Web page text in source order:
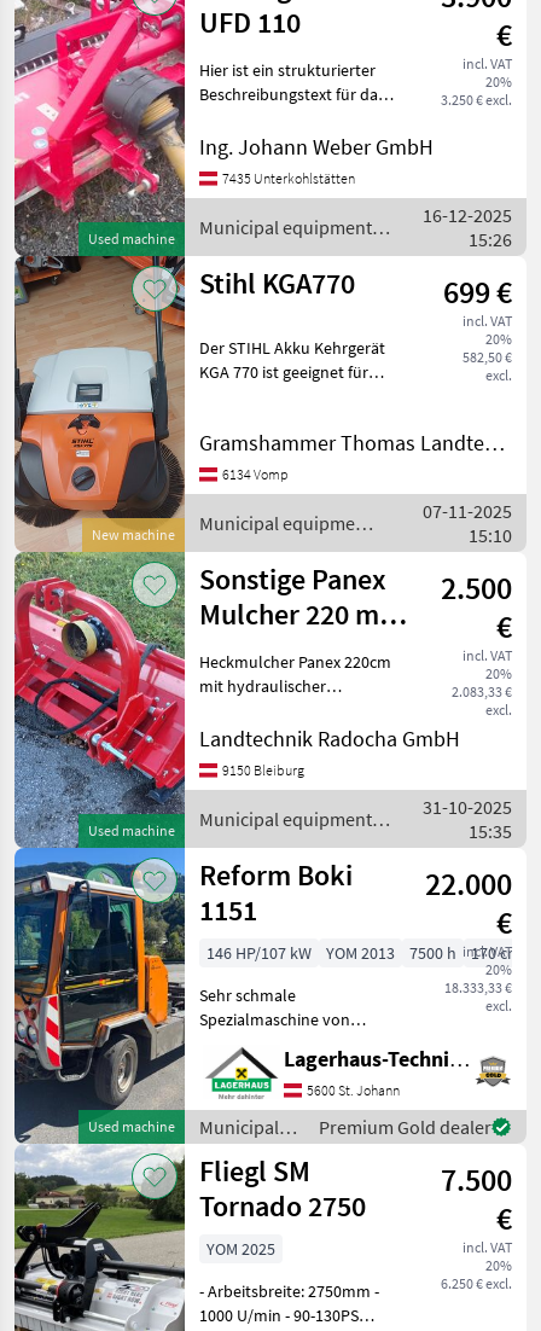
Used machine
UFD 110
€
incl. VAT
20%
3.250 € excl.
Hier ist ein strukturierter
Beschreibungstext für das
**Produktbeschreibung:
Sonstige Kommunalgerät**
**Marke:** Sonstige
Ing. Johann Weber GmbH
7435 Unterkohlstätten
Municipal equipment /
Sonstige
16-12-2025
15:26
New machine
Stihl KGA770 699 €
incl. VAT
20%
582,50 €
excl.
Der STIHL Akku Kehrgerät
KGA 770 ist geeignet für
ausgestattet mit dem STIHL
MulitClean PLUS
Kehrsystem, einer 8-fac
Gramshammer Thomas Landtechnik
6134 Vomp
Municipal equipment
/ Stihl
07-11-2025
15:10
Used machine
Sonstige Panex
Mulcher 220 mit
Hd-
Verschiebung
2.500
€
incl. VAT
20%
2.083,33 €
excl.
Heckmulcher Panex 220cm
mit hydraulischer
Hammerschlägel, inkl.
36 stk Hämmer, Gewicht
ist der Rotor
Landtechnik Radocha GmbH
9150 Bleiburg
Municipal equipment /
Sonstige
31-10-2025
15:35
Used machine
Reform Boki
1151
22.000
€
incl. VAT
20%
18.333,33 €
excl.
146 HP/107 kW YOM 2013 7500 h
170 cm
Sehr schmale
Spezialmaschine von
Reform, Außenbreite:
170cm, mit Kipper, mit
Streuer, ohne Garantie oder
Gewährleistung Wir bitten
telefonisch oder per Mail
Ihren
Lagerhaus-Technik St. Johann
5600 St. Johann
Municipal
equipment /
Reform
Premium Gold dealer
Fliegl SM
Tornado 2750
7.500
€
incl. VAT
20%
6.250 € excl.
YOM 2025
- Arbeitsbreite: 2750mm -
1000 U/min - 90-130PS